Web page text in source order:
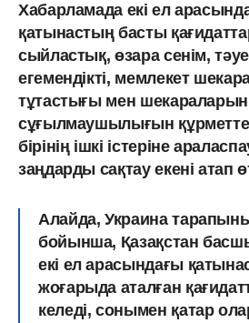
Хабарламада екі ел
қатынастың басты
сыйластық, өзара сенім,
егемендікті, мемлекет
тұтастығы мен
сұғылмаушылығын
бірінің ішкі істеріне
заңдарды сақтау екені атап
Алайда, Украина
бойынша, Қазақстан
екі ел арасындағы
жоғарыда аталған
келеді, сонымен қатар